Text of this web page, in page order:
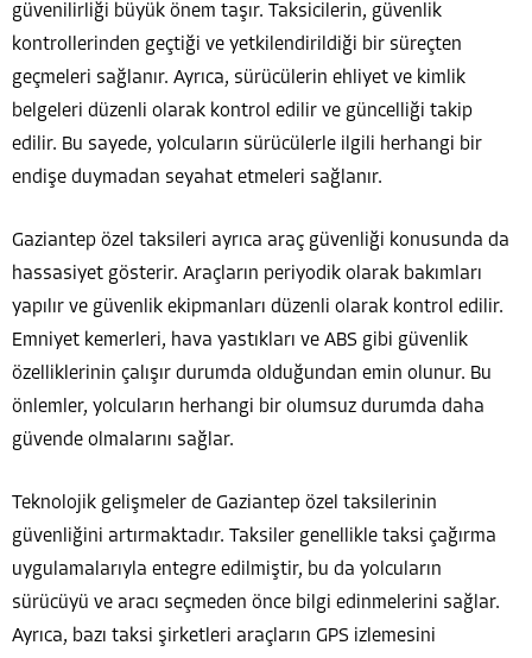
güvenilirliği büyük önem taşır. Taksicilerin, güvenlik
kontrollerinden geçtiği ve yetkilendirildiği bir süreçten
geçmeleri sağlanır. Ayrıca, sürücülerin ehliyet ve kimlik
belgeleri düzenli olarak kontrol edilir ve güncelliği takip
edilir. Bu sayede, yolcuların sürücülerle ilgili herhangi bir
endişe duymadan seyahat etmeleri sağlanır.
Gaziantep özel taksileri ayrıca araç güvenliği konusunda da
hassasiyet gösterir. Araçların periyodik olarak bakımları
yapılır ve güvenlik ekipmanları düzenli olarak kontrol edilir.
Emniyet kemerleri, hava yastıkları ve ABS gibi güvenlik
özelliklerinin çalışır durumda olduğundan emin olunur. Bu
önlemler, yolcuların herhangi bir olumsuz durumda daha
güvende olmalarını sağlar.
Teknolojik gelişmeler de Gaziantep özel taksilerinin
güvenliğini artırmaktadır. Taksiler genellikle taksi çağırma
uygulamalarıyla entegre edilmiştir, bu da yolcuların
sürücüyü ve aracı seçmeden önce bilgi edinmelerini sağlar.
Ayrıca, bazı taksi şirketleri araçların GPS izlemesini